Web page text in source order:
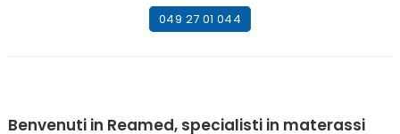
049 27 01 044
Benvenuti in Reamed, specialisti in materassi